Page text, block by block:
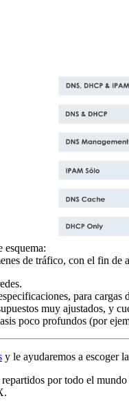
esquema:
de tráfico, con el fin de
para cargas
muy ajustados, y
poco profundos (por
y le ayudaremos a escoger
por todo el